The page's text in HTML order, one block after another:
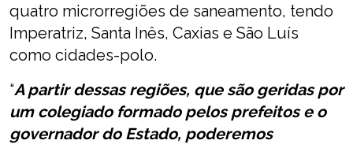
quatro microrregiões de saneamento, tendo
Imperatriz, Santa Inês, Caxias e São Luís
como cidades-polo.
“A partir dessas regiões, que são geridas por
um colegiado formado pelos prefeitos e o
governador do Estado, poderemos